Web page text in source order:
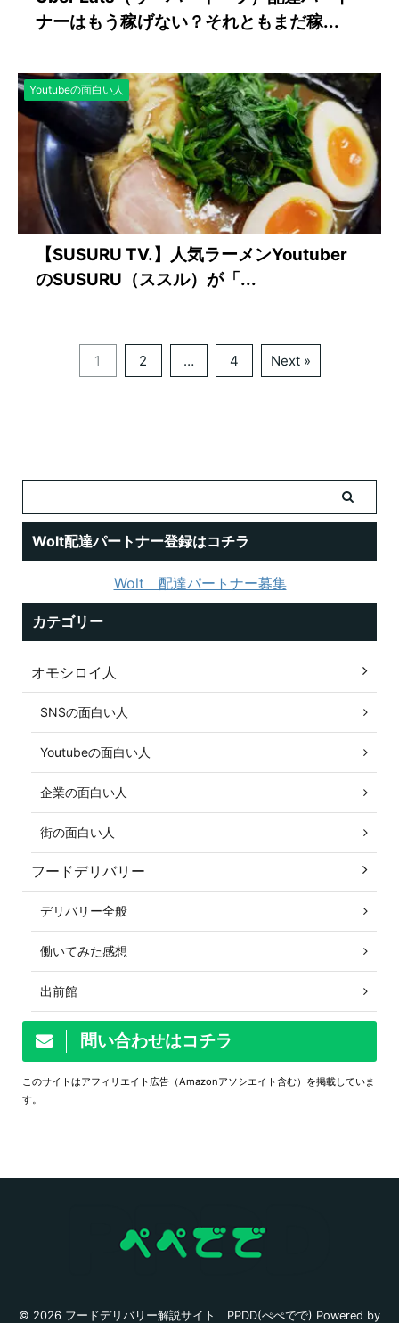
ナーはもう稼げない？それともまだ稼...
Youtubeの面白い人
【SUSURU TV.】人気ラーメンYoutuber
のSUSURU（ススル）が「...
1 2 … 4 Next »
Wolt配達パートナー登録はコチラ
Wolt 配達パートナー募集
カテゴリー
オモシロイ人
SNSの面白い人
Youtubeの面白い人
企業の面白い人
街の面白い人
フードデリバリー
デリバリー全般
働いてみた感想
出前館
問い合わせはコチラ
このサイトはアフィリエイト広告（Amazonアソシエイト含む）を掲載していま
す。
© 2026 フードデリバリー解説サイト PPDD(ぺぺでで) Powered by